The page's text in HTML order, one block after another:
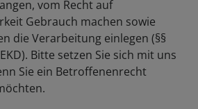
vom Recht auf
Gebrauch machen sowie
die Verarbeitung einlegen (§§
Bitte setzen Sie sich mit uns
Sie ein Betroffenenrecht